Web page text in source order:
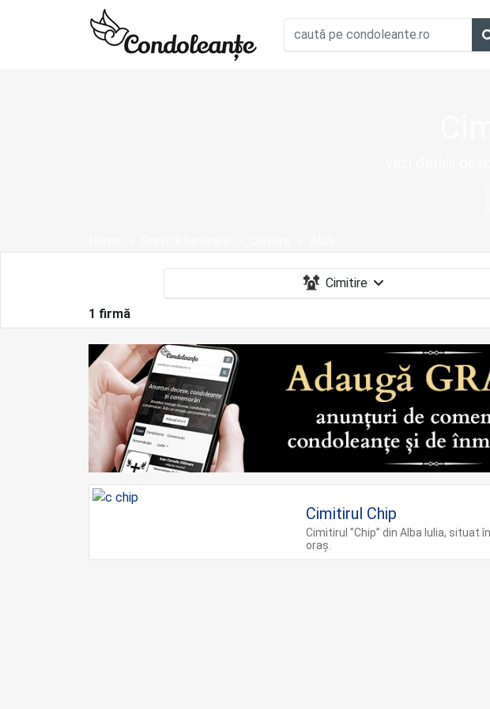
1 firmă
Cimitirul Chip
Cimitirul ”Chip” din Alba Iulia, situat
oraș.